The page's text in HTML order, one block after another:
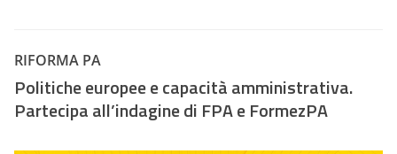
RIFORMA PA
Politiche europee e capacità amministrativa.
Partecipa all’indagine di FPA e FormezPA